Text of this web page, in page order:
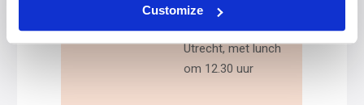
Customizewandeling naar het
Stadsklooster
Utrecht, met lunch
om 12.30 uur